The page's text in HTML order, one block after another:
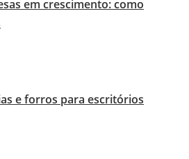
em crescimento: como
e forros para escritórios